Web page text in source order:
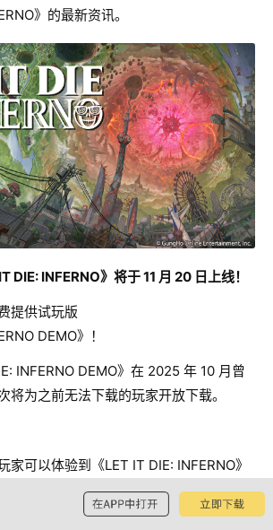
》的最新资讯。
DIE: INFERNO》将于 11 月 20 日上线！
提供试玩版
DEMO》！
INFERNO DEMO》在 2025 年 10 月曾
将为之前无法下载的玩家开放下载。
家可以体验到《LET IT DIE: INFERNO》
索不断变化的关卡、收集道具，以及与敌
丰富内容。请勇往直前，穿越那片召至混